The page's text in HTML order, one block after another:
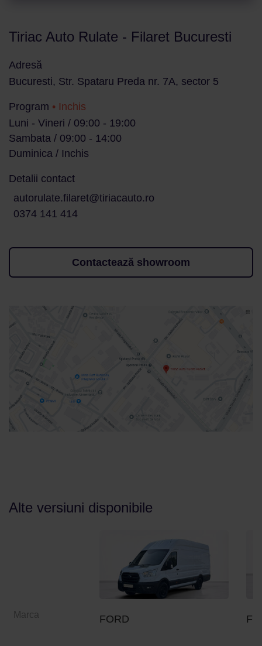
Tiriac Auto Rulate - Filaret Bucuresti
Adresă
Bucuresti, Str. Spataru Preda nr. 7A, sector 5
Program • Inchis
Luni - Vineri / 09:00 - 19:00
Sambata / 09:00 - 14:00
Duminica / Inchis
Detalii contact
autorulate.filaret@tiriacauto.ro
0374 141 414
Contactează showroom
Alte versiuni disponibile
Marca FORD